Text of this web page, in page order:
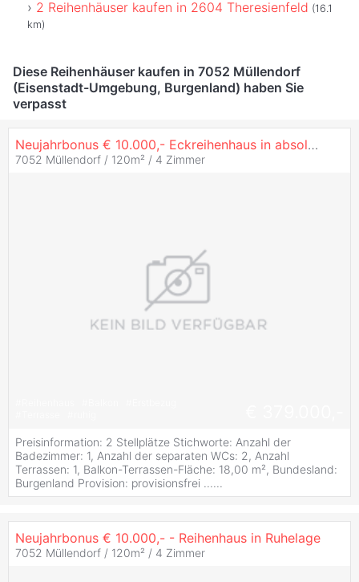
2 Reihenhäuser kaufen in 2604 Theresienfeld (16.1
km)
Diese Reihenhäuser kaufen in 7052 Müllendorf
(Eisenstadt-Umgebung, Burgenland) haben Sie
verpasst
Neujahrbonus € 10.000,- Eckreihenhaus in absoluter Ruhelage
7052 Müllendorf / 120m² / 4 Zimmer
Preisinformation: 2 Stellplätze Stichworte: Anzahl der
Badezimmer: 1, Anzahl der separaten WCs: 2, Anzahl
Terrassen: 1, Balkon-Terrassen-Fläche: 18,00 m², Bundesland:
Burgenland Provision: provisionsfrei ......
Neujahrbonus € 10.000,- - Reihenhaus in Ruhelage
7052 Müllendorf / 120m² / 4 Zimmer